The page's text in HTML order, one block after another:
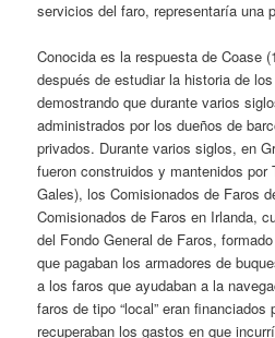
servicios del faro, representaría una
Conocida es la respuesta de Coase
después de estudiar la historia de
demostrando que durante varios
administrados por los dueños de
privados. Durante varios siglos, en
fueron construidos y mantenidos por
Gales), los Comisionados de Faros
Comisionados de Faros en Irlanda,
del Fondo General de Faros,
que pagaban los armadores de
a los faros que ayudaban a la
faros de tipo “local” eran financiados
recuperaban los gastos en que